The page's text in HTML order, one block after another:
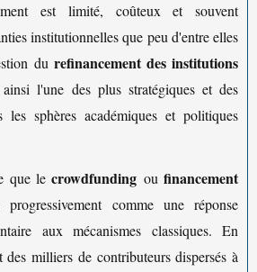
est limité, coûteux et souvent
institutionnelles que peu d'entre elles
du refinancement des institutions
l'une des plus stratégiques et des
les sphères académiques et politiques
que lecrowdfunding ou financement
comme une réponse
aux mécanismes classiques. En
des milliers de contributeurs dispersés à